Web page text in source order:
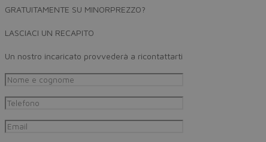
GRATUITAMENTE SU MINORPREZZO?
LASCIACI UN RECAPITO
Un nostro incaricato provvederà a ricontattarti